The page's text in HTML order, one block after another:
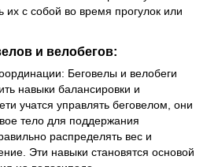
их с собой во время прогулок или
и велобегов:
Беговелы и велобеги
навыки балансировки и
учатся управлять беговелом, они
тело для поддержания
распределять вес и
Эти навыки становятся основой